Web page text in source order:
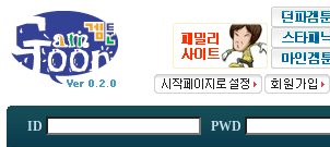
ID PWD